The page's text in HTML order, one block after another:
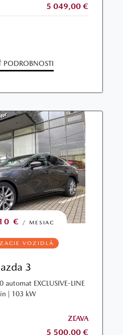
5 049,00 €
PODROBNOSTI
€ / MESIAC
VOZIDLÁ
3
automat EXCLUSIVE-LINE
| 103 kW
ZĽAVA
5 500,00 €